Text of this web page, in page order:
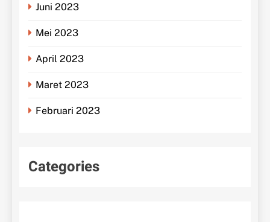
Juni 2023
Mei 2023
April 2023
Maret 2023
Februari 2023
Categories